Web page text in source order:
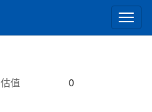
切
换
估值
0